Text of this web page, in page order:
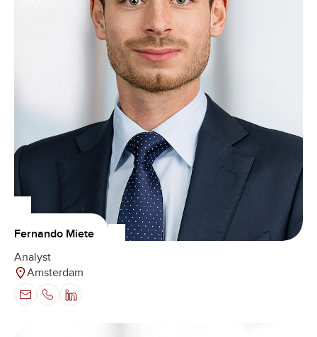
Fernando Miete
Analyst
Amsterdam